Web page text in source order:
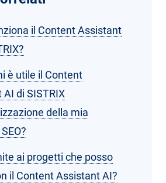
il Content Assistant
è utile il Content
di SISTRIX
della mia
ai progetti che posso
il Content Assistant AI?